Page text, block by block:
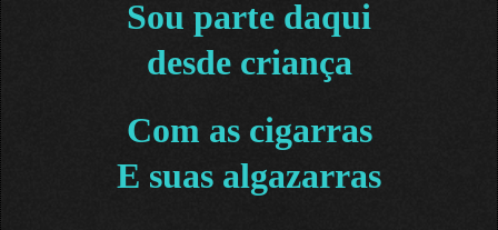
Sou parte daqui
desde criança
Com as cigarras
E suas algazarras